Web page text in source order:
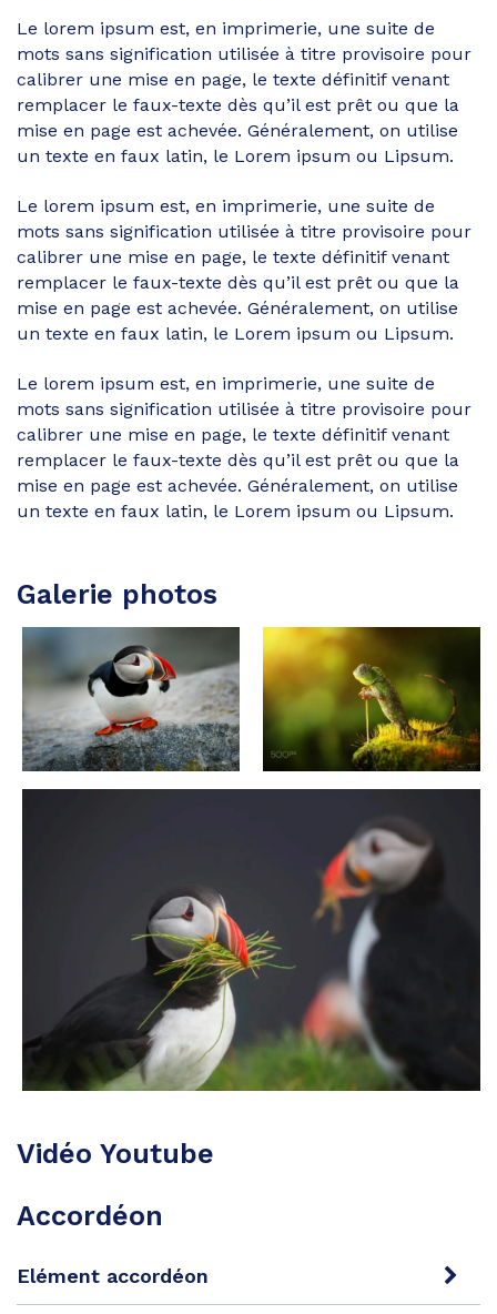
Le lorem ipsum est, en imprimerie, une suite de
mots sans signification utilisée à titre provisoire pour
calibrer une mise en page, le texte définitif venant
remplacer le faux-texte dès qu’il est prêt ou que la
mise en page est achevée. Généralement, on utilise
un texte en faux latin, le Lorem ipsum ou Lipsum.
Le lorem ipsum est, en imprimerie, une suite de
mots sans signification utilisée à titre provisoire pour
calibrer une mise en page, le texte définitif venant
remplacer le faux-texte dès qu’il est prêt ou que la
mise en page est achevée. Généralement, on utilise
un texte en faux latin, le Lorem ipsum ou Lipsum.
Le lorem ipsum est, en imprimerie, une suite de
mots sans signification utilisée à titre provisoire pour
calibrer une mise en page, le texte définitif venant
remplacer le faux-texte dès qu’il est prêt ou que la
mise en page est achevée. Généralement, on utilise
un texte en faux latin, le Lorem ipsum ou Lipsum.
Galerie photos
Vidéo Youtube
Accordéon
Elément accordéon